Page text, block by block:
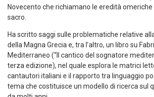
Novecento che richiamano le eredità omeriche
sacro.
Ha scritto saggi sulle problematiche relative
della Magna Grecia e, tra l’altro, un libro su
Mediterraneo (“Il cantico del sognatore
terza edizione), nel quale esplora le matrici
cantautori italiani e il rapporto tra linguaggio
tema che costituisce un modello di ricerca sul